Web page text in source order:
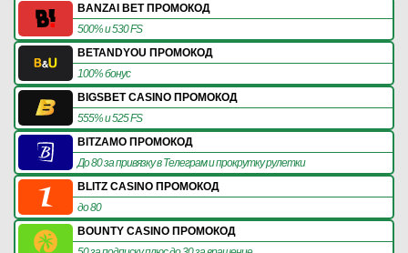
BANZAI BET ПРОМОКОД
500% и 530 FS
BETANDYOU ПРОМОКОД
100% бонус
BIGSBET CASINO ПРОМОКОД
555% и 525 FS
BITZAMO ПРОМОКОД
До 80 за привязку в Телеграм и прокрутку рулетки
BLITZ CASINO ПРОМОКОД
до 80
BOUNTY CASINO ПРОМОКОД